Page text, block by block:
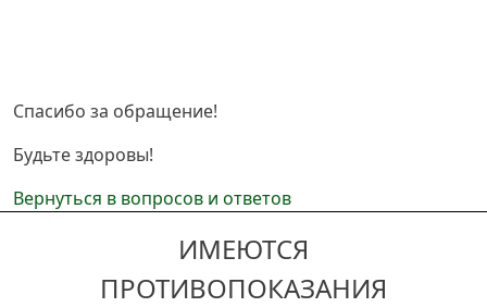
Спасибо за обращение!
Будьте здоровы!
Вернуться в вопросов и ответов
ИМЕЮТСЯ
ПРОТИВОПОКАЗАНИЯ